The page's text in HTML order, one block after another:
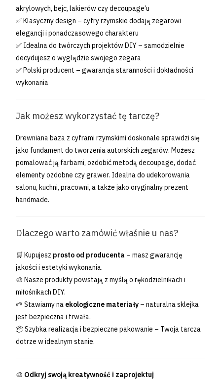
akrylowych, bejc, lakierów czy decoupage’u
✅ Klasyczny design – cyfry rzymskie dodają zegarowi
elegancji i ponadczasowego charakteru
✅ Idealna do twórczych projektów DIY – samodzielnie
decydujesz o wyglądzie swojego zegara
✅ Polski producent – gwarancja staranności i dokładności
wykonania
Jak możesz wykorzystać tę tarczę?
Drewniana baza z cyframi rzymskimi doskonale sprawdzi się
jako fundament do tworzenia autorskich zegarów. Możesz
pomalować ją farbami, ozdobić metodą decoupage, dodać
elementy ozdobne czy grawer. Idealna do udekorowania
salonu, kuchni, pracowni, a także jako oryginalny prezent
handmade.
Dlaczego warto zamówić właśnie u nas?
🛒 Kupujesz prosto od producenta – masz gwarancję
jakości i estetyki wykonania.
🎨 Nasze produkty powstają z myślą o rękodzielnikach i
miłośnikach DIY.
🌱 Stawiamy na ekologiczne materiały – naturalna sklejka
jest bezpieczna i trwała.
📦 Szybka realizacja i bezpieczne pakowanie – Twoja tarcza
dotrze w idealnym stanie.
🎨 Odkryj swoją kreatywność i zaprojektuj